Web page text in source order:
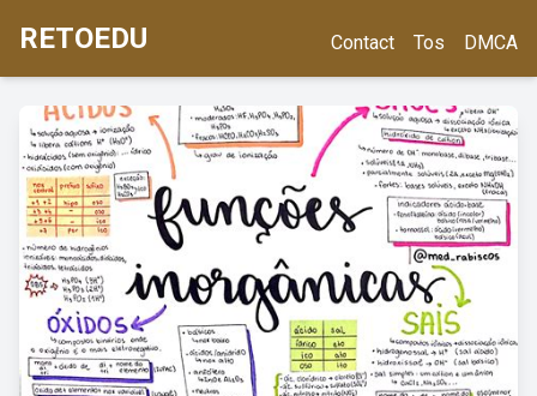
RETOEDU Contact Tos DMCA